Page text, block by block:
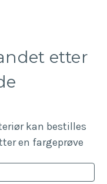
etter
kan bestilles
en fargeprøve